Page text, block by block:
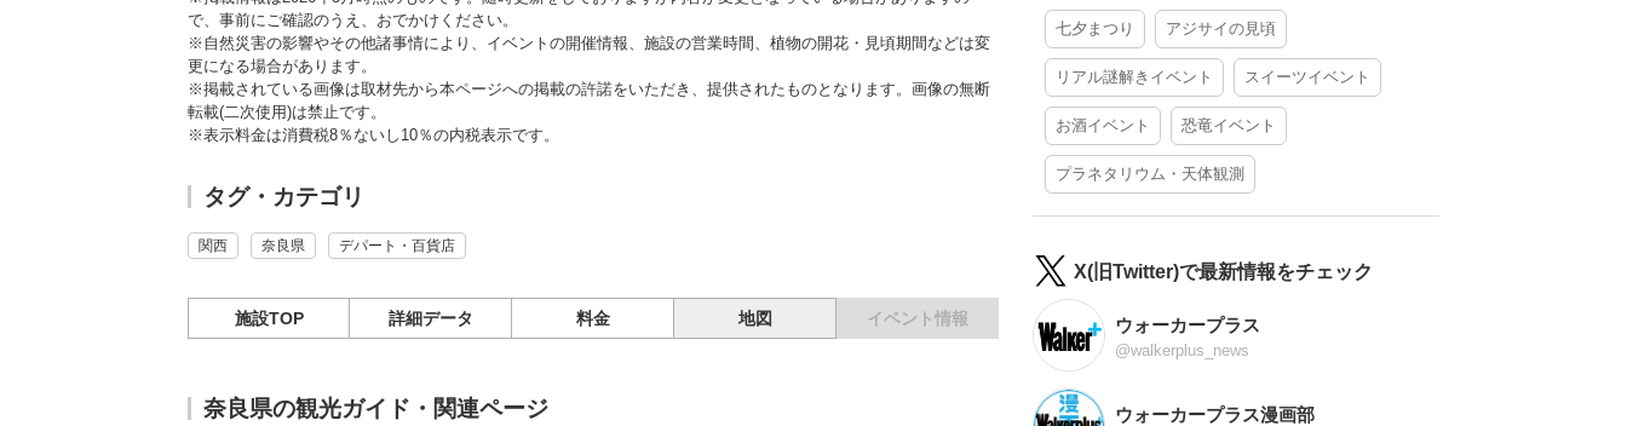
で、事前にご確認のうえ、おでかけください。
※自然災害の影響やその他諸事情により、イベントの開催情報、施設の営業時間、植物の開花・見頃期間などは変
更になる場合があります。
※掲載されている画像は取材先から本ページへの掲載の許諾をいただき、提供されたものとなります。画像の無断
転載(二次使用)は禁止です。
※表示料金は消費税8％ないし10％の内税表示です。
タグ・カテゴリ
関西 奈良県 デパート・百貨店
施設TOP 詳細データ 料金 地図 イベント情報
奈良県の観光ガイド・関連ページ
七夕まつり アジサイの見頃
リアル謎解きイベント スイーツイベント
お酒イベント 恐竜イベント
プラネタリウム・天体観測
X(旧Twitter)で最新情報をチェック
ウォーカープラス
@walkerplus_news
ウォーカープラス漫画部